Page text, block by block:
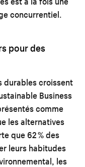
concurrentiel.
pour des
durables croissent
Business
comme
les alternatives
que 62 % des
leurs habitudes
les